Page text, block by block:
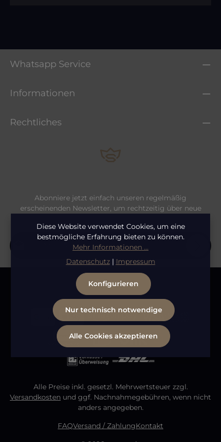
Whatsapp Service
Informationen
Rechtliches
Abonniere jetzt einfach unseren regelmäßig
erscheinenden Newsletter, um rechtzeitig über neue
E-Mail-Adresse*
Datenschutz
Datenschutzbestimmungen
Kenntnis genommen und dieAGBgelesen und bin
mit ihnen einverstanden.
Bitte gib die abgebildeten Zeichen ein
Die mit einem Stern (*) markierten Felder sind
Alle Preise inkl. gesetzl. Mehrwertsteuer zzgl.
Versandkosten und ggf. Nachnahmegebühren, wenn nicht
anders angegeben.
FAQVersand / ZahlungKontakt
Diese Website verwendet Cookies, um eine
bestmögliche Erfahrung bieten zu können.
Mehr Informationen ...
Datenschutz| Impressum
Nur technisch notwendige
Konfigurieren
Alle Cookies akzeptieren